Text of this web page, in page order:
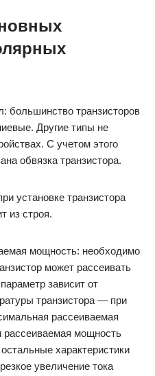
большинство транзисторов
Другие типы не
С учетом этого
обвязка транзистора.
установке транзистора
из строя.
мощность: необходимо
может рассеивать
зависит от
транзистора — при
рассеиваемая
мощность
характеристики
увеличение тока